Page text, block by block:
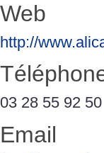
Web
http://
03 28 55 92 50
Email